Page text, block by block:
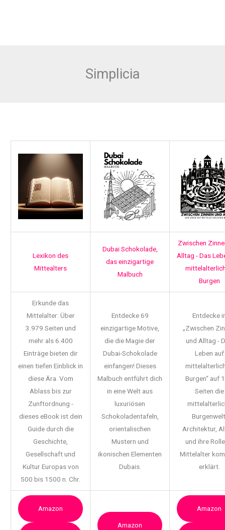
Simplicia
Lexikon des
Mittealters
Dubai Schokolade,
das einzigartige
Malbuch
Zwischen
Alltag - Das
Burgen
Erkunde das
Mittelalter: Über
3.979 Seiten und
mehr als 6.400
Einträge bieten dir
einen tiefen Einblick in
diese Ära. Vom
Ablass bis zur
Zunftordnung -
dieses eBook ist dein
Guide durch die
Geschichte,
Gesellschaft und
Kultur Europas von
500 bis 1500 n. Chr.
Entdecke 69
einzigartige Motive,
die die Magie der
Dubai-Schokolade
einfangen! Dieses
Malbuch entführt dich
in eine Welt aus
luxuriösen
Schokoladentafeln,
orientalischen
Mustern und
ikonischen Elementen
Dubais.
Entdecke
„Zwischen
und Alltag -
Leben auf
Burgen“ auf
Seiten die
Architektur,
und ihre
Mittelalter
erklärt.
Amazon
Amazon
Amazon